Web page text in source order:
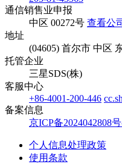
通信销售业申报
中区 00272号 查看公
地址
(04605) 首尔市 中区
托管企业
三星SDS(株)
客服中心
+86-4001-200-446
备案信息
京ICP备2024042808号
个人信息处理政策
使用条款